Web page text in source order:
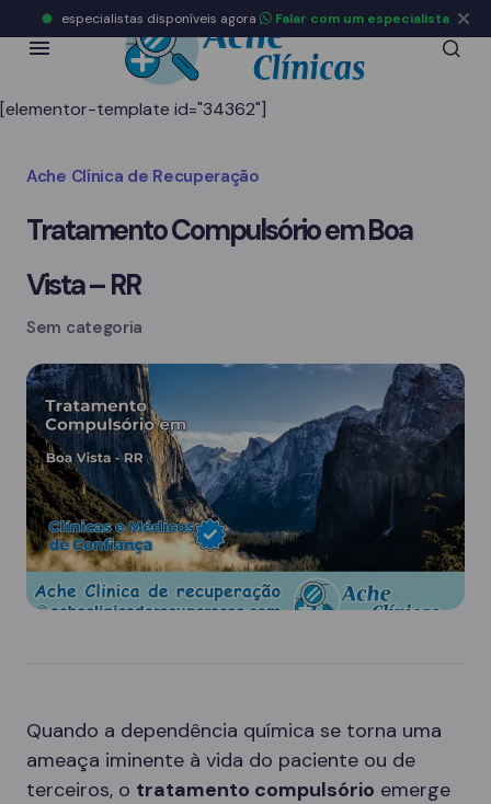
[elementor-template id="34362"]
Ache Clínica de Recuperação
Tratamento Compulsório em Boa
Vista – RR
Sem categoria
Quando a dependência química se torna uma
ameaça iminente à vida do paciente ou de
terceiros, o tratamento compulsório emerge
especialistas disponíveis agora Falar com um especialista